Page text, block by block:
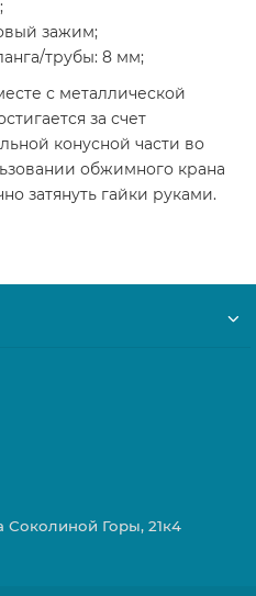
зажим;
трубы: 8 мм;
с металлической
за счет
конусной части во
обжимного крана
затянуть гайки руками.
Соколиной Горы, 21к4